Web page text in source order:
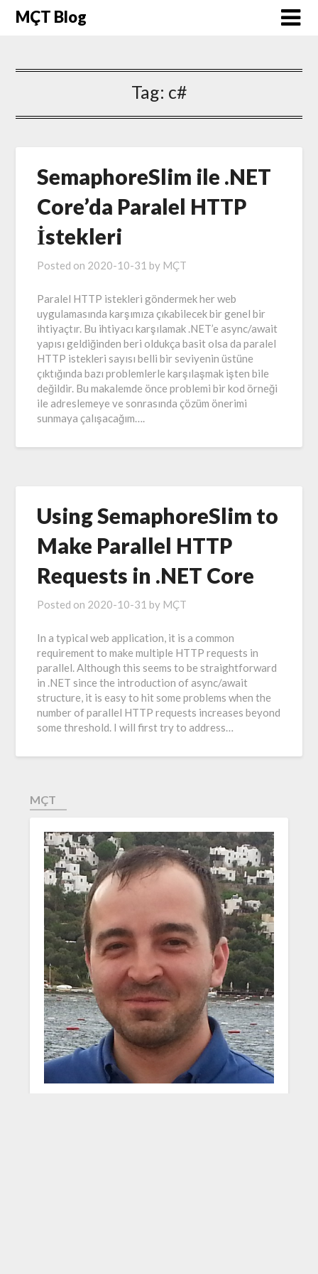
MÇT Blog
Tag: c#
SemaphoreSlim ile .NET
Core’da Paralel HTTP
İstekleri
Posted on 2020-10-31 by MÇT
Paralel HTTP istekleri göndermek her web
uygulamasında karşımıza çıkabilecek bir genel bir
ihtiyaçtır. Bu ihtiyacı karşılamak .NET’e async/await
yapısı geldiğinden beri oldukça basit olsa da paralel
HTTP istekleri sayısı belli bir seviyenin üstüne
çıktığında bazı problemlerle karşılaşmak işten bile
değildir. Bu makalemde önce problemi bir kod örneği
ile adreslemeye ve sonrasında çözüm önerimi
sunmaya çalışacağım….
Using SemaphoreSlim to
Make Parallel HTTP
Requests in .NET Core
Posted on 2020-10-31 by MÇT
In a typical web application, it is a common
requirement to make multiple HTTP requests in
parallel. Although this seems to be straightforward
in .NET since the introduction of async/await
structure, it is easy to hit some problems when the
number of parallel HTTP requests increases beyond
some threshold. I will first try to address…
MÇT